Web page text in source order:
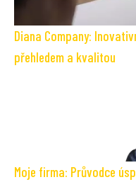
Diana Company:
přehledem a kvalitou
Moje firma: Průvodce